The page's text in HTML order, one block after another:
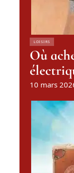
LOISIRS
Où
10 mars